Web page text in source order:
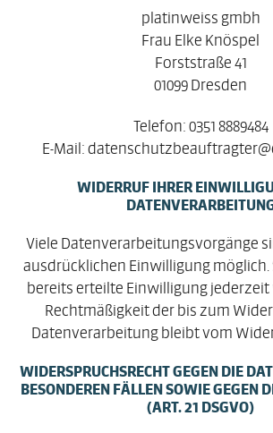
platinweiss gmbh
Frau Elke Knöspel
Forststraße 41
01099 Dresden
Telefon: 0351 8889484
E-Mail:
WIDERRUF IHRER
Viele Datenverarbeitungsvorgänge
ausdrücklichen Einwilligung möglich.
bereits erteilte Einwilligung
Rechtmäßigkeit der bis zum
Datenverarbeitung bleibt vom
WIDERSPRUCHSRECHT GEGEN DIE
BESONDEREN FÄLLEN SOWIE GEGEN
(ART. 21 DSGVO)